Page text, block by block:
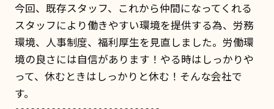
今回、既存スタッフ、これから仲間になってくれる
スタッフにより働きやすい環境を提供する為、労務
環境、人事制度、福利厚生を見直しました。労働環
境の良さには自信があります！やる時はしっかりや
って、休むときはしっかりと休む！そんな会社で
す。